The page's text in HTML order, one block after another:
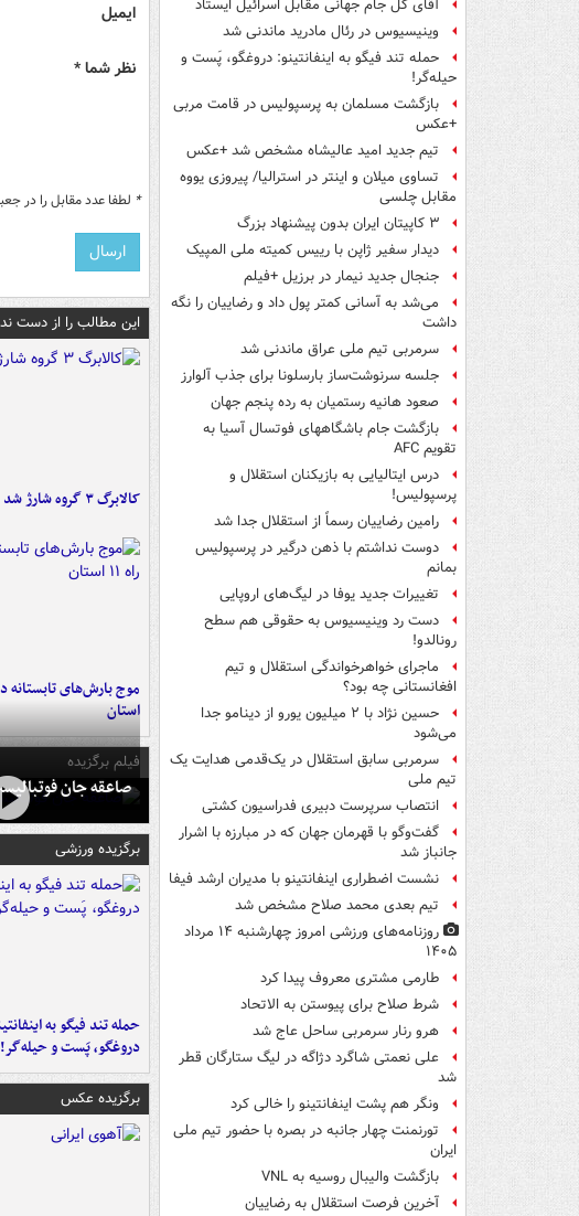
آقای گل جام جهانی مقابل اسرائیل ایستاد
وینیسیوس در رئال مادرید ماندنی شد
حمله تند فیگو به اینفانتینو: دروغگو، پَست‌ و
حیله‌گر!
بازگشت مسلمان به پرسپولیس در قامت مربی
+عکس
تیم جدید امید عالیشاه مشخص شد +عکس
تساوی میلان و اینتر در استرالیا/ پیروزی یووه
مقابل چلسی
۳ کاپیتان ایران بدون پیشنهاد بزرگ
دیدار سفیر ژاپن با رییس کمیته ملی المپیک
جنجال جدید نیمار در برزیل +فیلم
می‌شد به آسانی کمتر پول داد و رضاییان را نگه
داشت
سرمربی تیم ملی عراق ماندنی شد
جلسه سرنوشت‌ساز بارسلونا برای جذب آلوارز
صعود هانیه رستمیان به رده پنجم جهان
بازگشت جام باشگاههای فوتسال آسیا به
تقویم AFC
درس ایتالیایی‌ به بازیکنان استقلال و
پرسپولیس!
رامین رضاییان رسماً از استقلال جدا شد
دوست نداشتم با ذهن درگیر در پرسپولیس
بمانم
تغییرات جدید یوفا در لیگ‌های اروپایی
دست رد وینیسیوس به حقوقی هم سطح
رونالدو!
ماجرای خواهرخواندگی استقلال و تیم
افغانستانی چه بود؟
حسین نژاد با ۲ میلیون یورو از دینامو جدا
می‌شود
سرمربی سابق استقلال در یک‌قدمی هدایت یک
تیم ملی
انتصاب سرپرست دبیری فدراسیون کشتی
گفت‌وگو با قهرمان جهان که در مبارزه با اشرار
جانباز شد
نشست اضطراری اینفانتینو با مدیران ارشد فیفا
تیم بعدی محمد صلاح مشخص شد
روزنامه‌های ورزشی امروز چهارشنبه ۱۴ مرداد
۱۴۰۵
طارمی مشتری معروف پیدا کرد
شرط صلاح برای پیوستن به الاتحاد
هرو رنار سرمربی ساحل عاج شد
علی نعمتی شاگرد دژاگه در لیگ ستارگان قطر
شد
ونگر هم پشت اینفانتینو را خالی کرد
تورنمنت چهار جانبه در بصره با حضور تیم ملی
ایران
بازگشت والیبال روسیه به VNL
آخرین فرصت استقلال به رضاییان
ایمیل
نظر شما *
* لطفا عدد مقابل را در
این مطالب را از دست
کالابرگ ۳ گروه شارژ شد
استان
فیلم برگزیده
صاعقه جان
برگزیده ورزشی
حمله تند فیگو به
دروغگو، پَست‌ و حیله‌گر!
برگزیده عکس